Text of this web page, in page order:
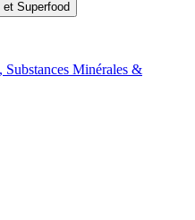
Substances Minérales &